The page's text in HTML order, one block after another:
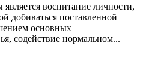
воспитание личности,
добиваться поставленной
основных
содействие нормальном...